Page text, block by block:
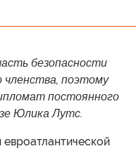
безопасности
поэтому
постоянного
Юлика Лутс.